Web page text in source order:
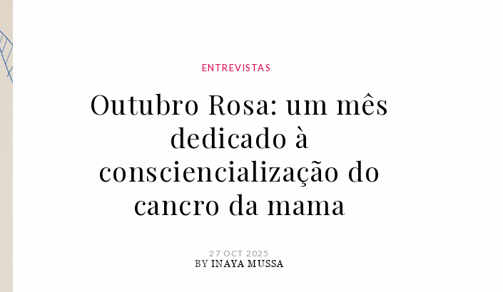
ENTREVISTAS
Outubro Rosa: um mês
dedicado à
consciencialização do
cancro da mama
27 OCT 2025
BYINAYA MUSSA